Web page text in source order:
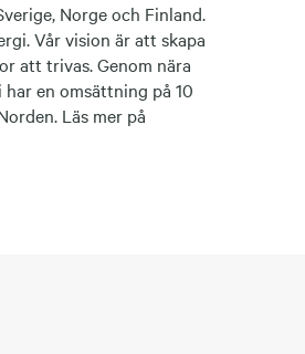
Norge och Finland.
Vår vision är att skapa
att trivas. Genom nära
en omsättning på 10
Läs mer på